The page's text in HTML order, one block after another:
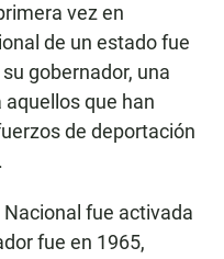
vez en
de un estado fue
gobernador, una
que han
de deportación
fue activada
fue en 1965,